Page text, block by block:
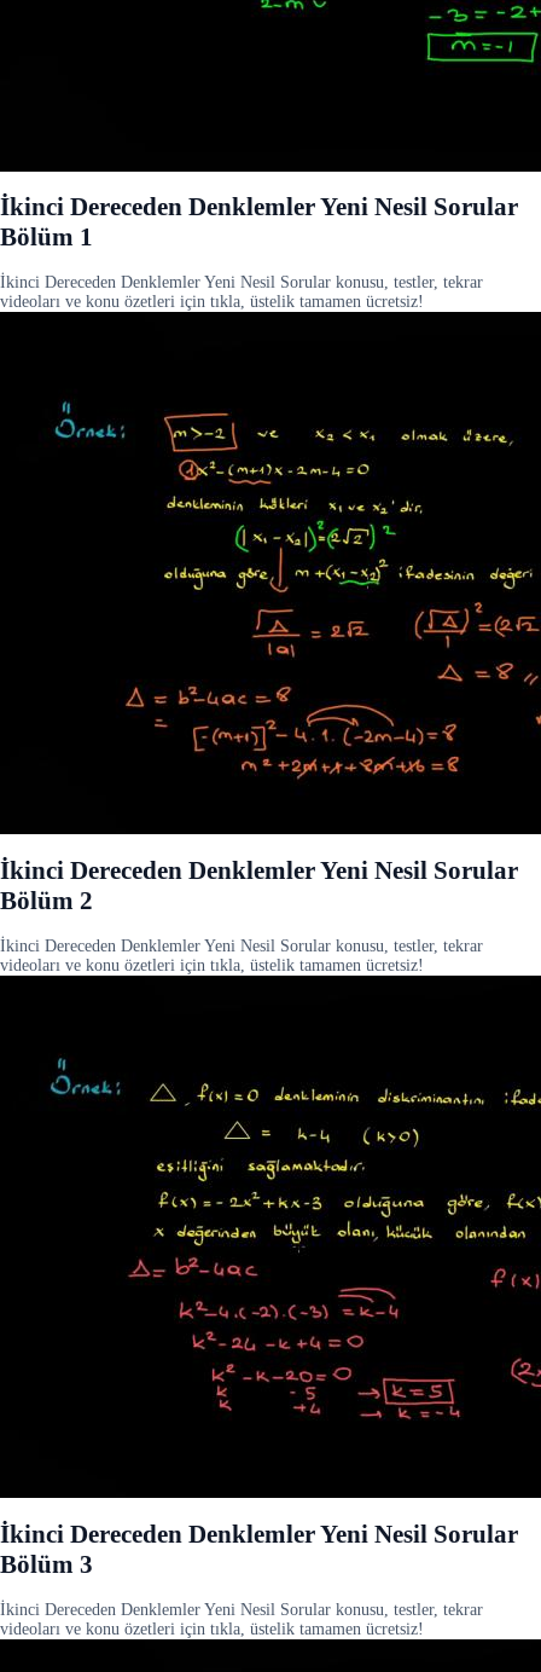
İkinci Dereceden Denklemler Yeni Nesil Sorular
Bölüm 1
İkinci Dereceden Denklemler Yeni Nesil Sorular konusu, testler, tekrar
videoları ve konu özetleri için tıkla, üstelik tamamen ücretsiz!
İkinci Dereceden Denklemler Yeni Nesil Sorular
Bölüm 2
İkinci Dereceden Denklemler Yeni Nesil Sorular konusu, testler, tekrar
videoları ve konu özetleri için tıkla, üstelik tamamen ücretsiz!
İkinci Dereceden Denklemler Yeni Nesil Sorular
Bölüm 3
İkinci Dereceden Denklemler Yeni Nesil Sorular konusu, testler, tekrar
videoları ve konu özetleri için tıkla, üstelik tamamen ücretsiz!